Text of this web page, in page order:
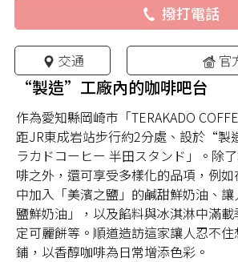
撥打電話
交通 官
“製造”工廠內的咖啡吧台
作為愛知縣岡崎市「TERAKADO
距JR東成岩站步行約2分處、設於“
ラカドコーヒー 半田スタンド」。除
啡之外，還可享受多樣化的品項，例
中加入「美濱之鹽」的鹹甜鮮奶油、
鹽鮮奶油」，以及餡料與冰淇淋中滿
定可麗餅等。順道造訪這家讓人忍不
鋪，以香醇咖啡為日常增添色彩。